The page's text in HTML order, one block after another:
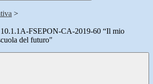
>
FSEPON-CA-2019-60 “Il mio
del futuro"